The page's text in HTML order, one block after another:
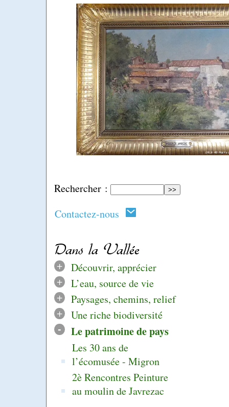
Rechercher :
Contactez-nous
Dans la Vallée
+
Découvrir, apprécier
+
L’eau, source de vie
+
Paysages, chemins, relief
+
Une riche biodiversité
- Le patrimoine de pays
Les 30 ans de
l’écomusée - Migron
2è Rencontres Peinture
au moulin de Javrezac